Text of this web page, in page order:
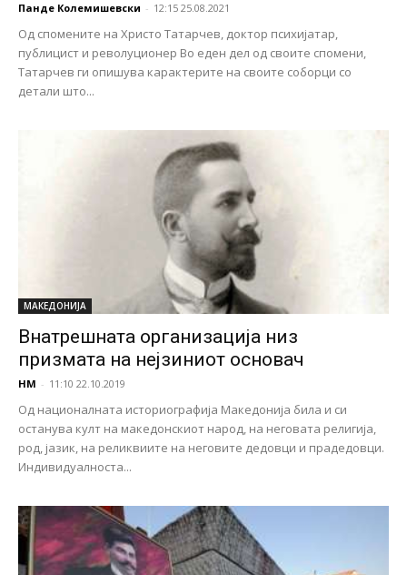
Панде Колемишевски - 12:15 25.08.2021
Од спомените на Христо Татарчев, доктор психијатар,
публицист и револуционер Во еден дел од своите спомени,
Татарчев ги опишува карактерите на своите соборци со
детали што...
МАКЕДОНИЈА
Внатрешната организација низ
призмата на нејзиниот основач
НМ - 11:10 22.10.2019
Од националната историографија Македонија била и си
останува култ на македонскиот народ, на неговата религија,
род, јазик, на реликвиите на неговите дедовци и прадедовци.
Индивидуалноста...